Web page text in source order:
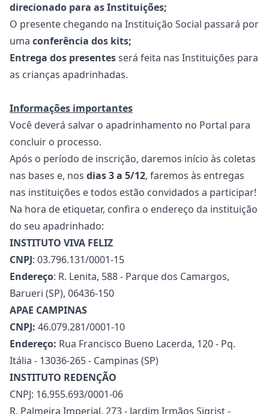
direcionado para as Instituições;
O presente chegando na Instituição Social passará por
uma conferência dos kits;
Entrega dos presentesserá feita nas Instituições para
as crianças apadrinhadas.
Informações importantes
Você deverá salvar o apadrinhamento no Portal para
concluir o processo.
Após o período de inscrição, daremos início às coletas
nas bases e, nos dias 3 a 5/12, faremos às entregas
nas instituições e todos estão convidados a participar!
Na hora de etiquetar, confira o endereço da instituição
do seu apadrinhado:
INSTITUTO VIVA FELIZ
CNPJ: 03.796.131/0001-15
Endereço: R. Lenita, 588 - Parque dos Camargos,
Barueri (SP), 06436-150
APAE CAMPINAS
CNPJ: 46.079.281/0001-10
Endereço: Rua Francisco Bueno Lacerda, 120 - Pq.
Itália - 13036-265 - Campinas (SP)
INSTITUTO REDENÇÃO
CNPJ: 16.955.693/0001-06
R. Palmeira Imperial, 273 - Jardim Irmãos Sigrist -